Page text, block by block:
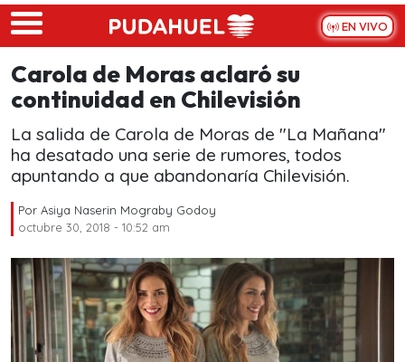
Skip to main content
EN VIVO
Carola de Moras aclaró su
continuidad en Chilevisión
La salida de Carola de Moras de "La Mañana"
ha desatado una serie de rumores, todos
apuntando a que abandonaría Chilevisión.
Por Asiya Naserin Mograby Godoy
octubre 30, 2018 - 10:52 am